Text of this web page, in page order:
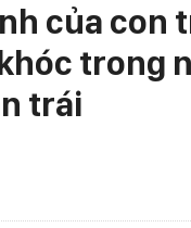
của con
trong
trái